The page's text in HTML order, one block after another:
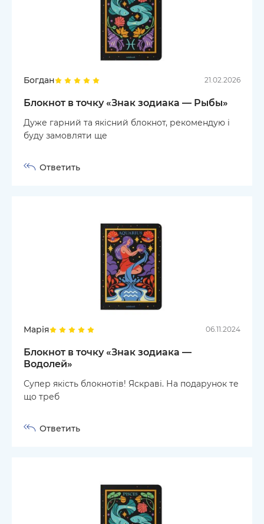
Богдан 21.02.2026
Блокнот в точку «Знак зодиака — Рыбы»
Дуже гарний та якісний блокнот, рекомендую і
буду замовляти ще
Ответить
Марія 06.11.2024
Блокнот в точку «Знак зодиака —
Водолей»
Супер якість блокнотів! Яскраві. На подарунок те
що треб
Ответить